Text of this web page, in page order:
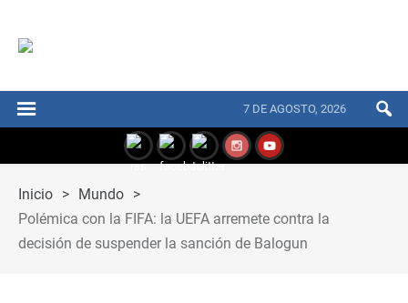
7 DE AGOSTO, 2026
Inicio > Mundo >
Polémica con la FIFA: la UEFA arremete contra la
decisión de suspender la sanción de Balogun